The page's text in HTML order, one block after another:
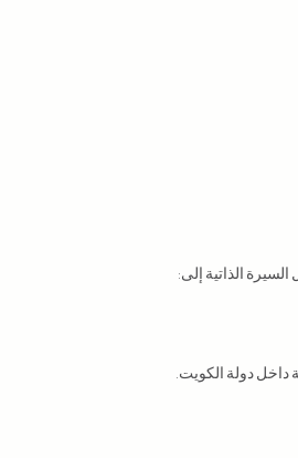
الذاتية إلى:
داخل دولة الكويت.